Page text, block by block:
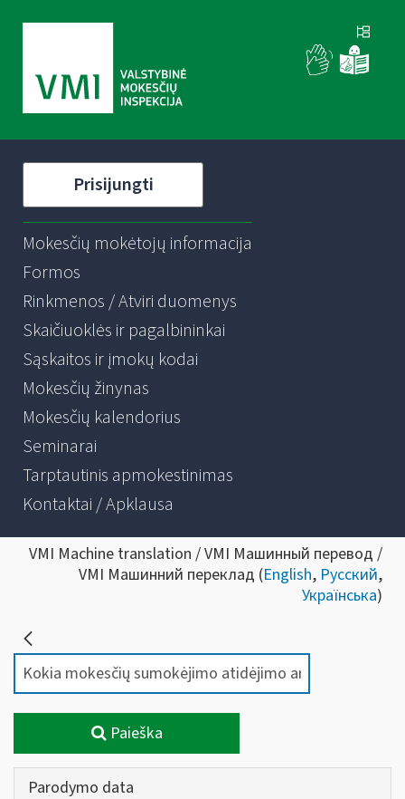
Prisijungti
Mokesčių mokėtojų informacija
Formos
Rinkmenos / Atviri duomenys
Skaičiuoklės ir pagalbininkai
Sąskaitos ir įmokų kodai
Mokesčių žinynas
Mokesčių kalendorius
Seminarai
Tarptautinis apmokestinimas
Kontaktai / Apklausa
VMI Machine translation / VMI Машинный перевод /
VMI Машинний переклад (English, Русский,
Українська)
Paieška
Parodymo data